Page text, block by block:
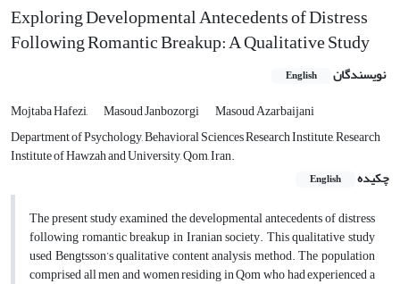
Exploring Developmental Antecedents of Distress
Following Romantic Breakup: A Qualitative Study
نویسندگان English
Mojtaba Hafezi, Masoud Janbozorgi
Masoud Azarbaijani
Department of Psychology, Behavioral Sciences Research Institute, Research
Institute of Hawzah and University, Qom, Iran.
چکیده
English
The present study examined the developmental antecedents of distress
following romantic breakup in Iranian society. This qualitative study
used Bengtsson’s qualitative content analysis method. The population
comprised all men and women residing in Qom who had experienced a